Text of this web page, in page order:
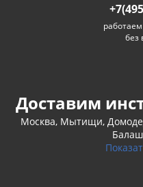
без
Доставим
Москва, Мытищи,